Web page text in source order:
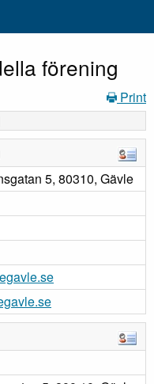
förening
Print
5, 80310, Gävle